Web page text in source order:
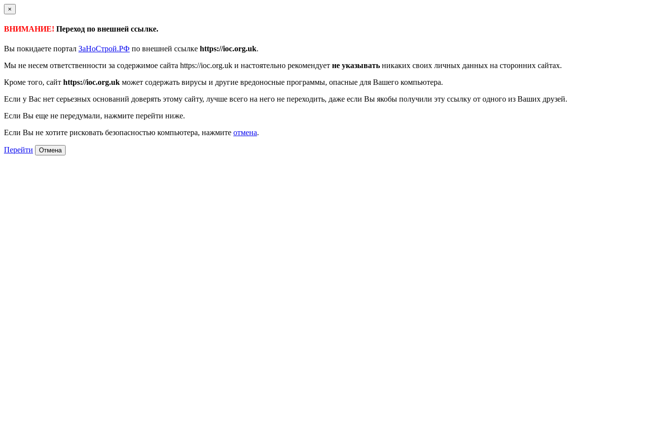
×
ВНИМАНИЕ! Переход по внешней ссылке.
Вы покидаете портал ЗаНоСтрой.РФ по внешней ссылке https://ioc.org.uk.
Мы не несем ответственности за содержимое сайта https://ioc.org.uk и настоятельно рекомендует не указывать никаких своих личных данных на сторонних сайтах.
Кроме того, сайт https://ioc.org.uk может содержать вирусы и другие вредоносные программы, опасные для Вашего компьютера.
Если у Вас нет серьезных оснований доверять этому сайту, лучше всего на него не переходить, даже если Вы якобы получили эту ссылку от одного из Ваших друзей.
Если Вы еще не передумали, нажмите перейти ниже.
Если Вы не хотите рисковать безопасностью компьютера, нажмите отмена.
Перейти Отмена